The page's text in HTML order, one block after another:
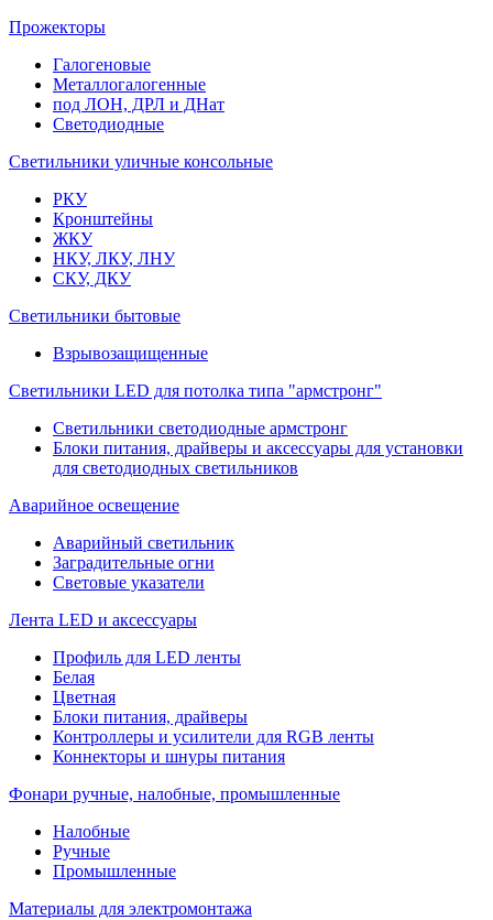
Прожекторы
Галогеновые
Металлогалогенные
под ЛОН, ДРЛ и ДНат
Светодиодные
Светильники уличные консольные
РКУ
Кронштейны
ЖКУ
НКУ, ЛКУ, ЛНУ
СКУ, ДКУ
Светильники бытовые
Взрывозащищенные
Светильники LED для потолка типа "армстронг"
Светильники светодиодные армстронг
Блоки питания, драйверы и аксессуары для установки
для светодиодных светильников
Аварийное освещение
Аварийный светильник
Заградительные огни
Световые указатели
Лента LED и аксессуары
Профиль для LED ленты
Белая
Цветная
Блоки питания, драйверы
Контроллеры и усилители для RGB ленты
Коннекторы и шнуры питания
Фонари ручные, налобные, промышленные
Налобные
Ручные
Промышленные
Материалы для электромонтажа